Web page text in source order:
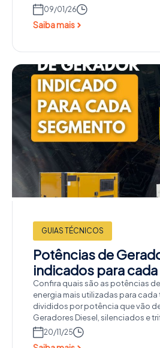
09/01/26
Saiba mais
GUIAS TÉCNICOS
Potências de
indicados para
Confira quais são as potências
energia mais utilizadas para
divididos por potência que vão de
Geradores Diesel, silenciados e
20/11/25